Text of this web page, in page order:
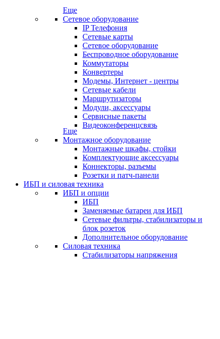
Еще
Сетевое оборудование
IP Телефония
Сетевые карты
Сетевое оборудование
Беспроводное оборудование
Коммутаторы
Конвертеры
Модемы, Интернет - центры
Сетевые кабели
Маршрутизаторы
Модули, аксессуары
Сервисные пакеты
Видеоконференцсвязь
Еще
Монтажное оборудование
Монтажные шкафы, стойки
Комплектующие аксессуары
Коннекторы, разъемы
Розетки и патч-панели
ИБП и силовая техника
ИБП и опции
ИБП
Заменяемые батареи для ИБП
Сетевые фильтры, стабилизаторы и
блок розеток
Дополнительное оборудование
Силовая техника
Стабилизаторы напряжения